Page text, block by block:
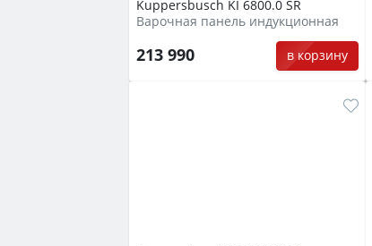
Kuppersbusch KI 6800.0 SR
Варочная панель индукционная
213 990 в корзину